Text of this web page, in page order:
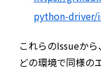
python-driver/
これらのIssueか
どの環境で同様の